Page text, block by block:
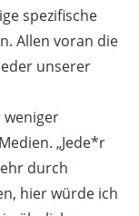
spezifische
Allen voran die
unserer
„Jede*r
durch
hier würde ich